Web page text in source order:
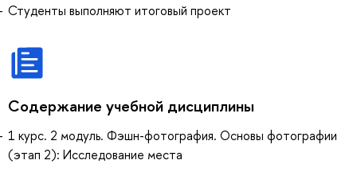
Студенты выполняют итоговый проект
Содержание учебной дисциплины
1 курс. 2 модуль. Фэшн-фотография. Основы фотографии
(этап 2): Исследование места